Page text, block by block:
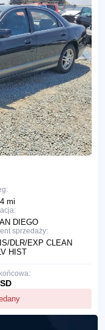
mi
DIEGO
sprzedaży:
DLR/EXP CLEAN
HIST